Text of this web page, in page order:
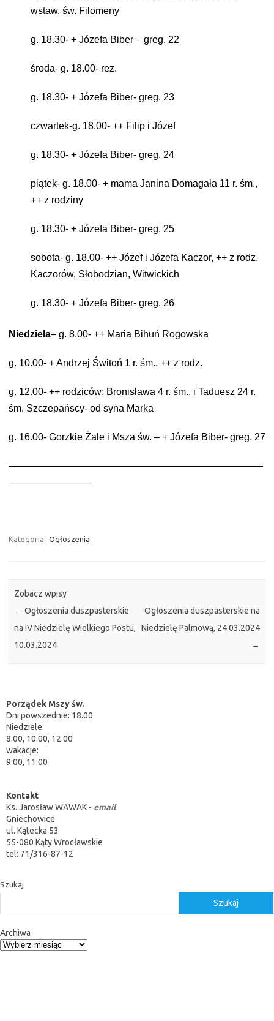
wstaw. św. Filomeny
g. 18.30- + Józefa Biber – greg. 22
środa- g. 18.00- rez.
g. 18.30- + Józefa Biber- greg. 23
czwartek-g. 18.00- ++ Filip i Józef
g. 18.30- + Józefa Biber- greg. 24
piątek- g. 18.00- + mama Janina Domagała 11 r. śm.,
++ z rodziny
g. 18.30- + Józefa Biber- greg. 25
sobota- g. 18.00- ++ Józef i Józefa Kaczor, ++ z rodz.
Kaczorów, Słobodzian, Witwickich
g. 18.30- + Józefa Biber- greg. 26
Niedziela– g. 8.00- ++ Maria Bihuń Rogowska
g. 10.00- + Andrzej Świtoń 1 r. śm., ++ z rodz.
g. 12.00- ++ rodziców: Bronisława 4 r. śm., i Taduesz 24 r.
śm. Szczepańscy- od syna Marka
g. 16.00- Gorzkie Żale i Msza św. – + Józefa Biber- greg. 27
——————————————————————————
————————–
Kategoria: Ogłoszenia
Zobacz wpisy
← Ogłoszenia duszpasterskie
na IV Niedzielę Wielkiego Postu,
10.03.2024
Ogłoszenia duszpasterskie na
Niedzielę Palmową, 24.03.2024
→
Porządek Mszy św.
Dni powszednie: 18.00
Niedziele:
8.00, 10.00, 12.00
wakacje:
9:00, 11:00
Kontakt
Ks. Jarosław WAWAK - email
Gniechowice
ul. Kątecka 53
55-080 Kąty Wrocławskie
tel: 71/316-87-12
Szukaj
Szukaj
Archiwa